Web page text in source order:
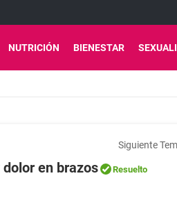
NUTRICIÓN BIENESTAR
Siguiente
en brazos Resuelto